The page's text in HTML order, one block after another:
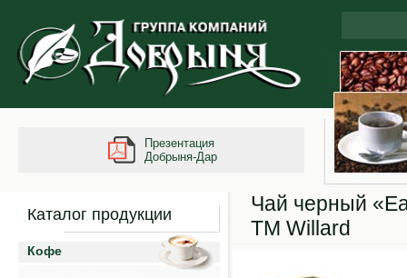
Презентация
Добрыня-Дар
Каталог продукции
Кофе
Чай черный
ТМ Willard